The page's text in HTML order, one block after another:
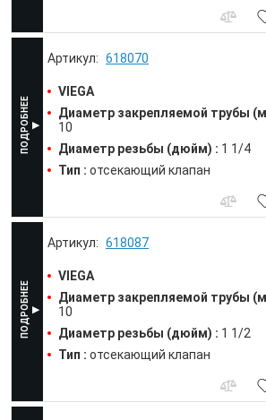
618070
VIEGA
Диаметр закрепляемой трубы
10
Диаметр резьбы (дюйм) : 1 1/4
Тип : отсекающий клапан
618087
VIEGA
Диаметр закрепляемой трубы
10
Диаметр резьбы (дюйм) : 1 1/2
Тип : отсекающий клапан